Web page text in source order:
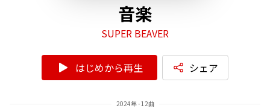
音楽
SUPER BEAVER
はじめから再生 シェア
2024年 - 12曲